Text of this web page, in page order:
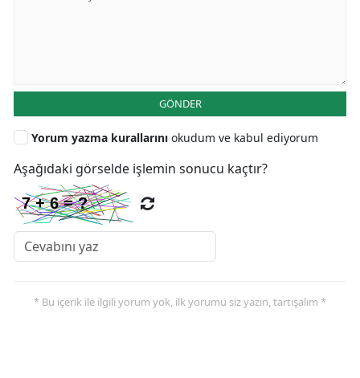
GÖNDER
Yorum yazma kurallarını okudum ve kabul ediyorum
Aşağıdaki görselde işlemin sonucu kaçtır?
* Bu içerik ile ilgili yorum yok, ilk yorumu siz yazın, tartışalım *